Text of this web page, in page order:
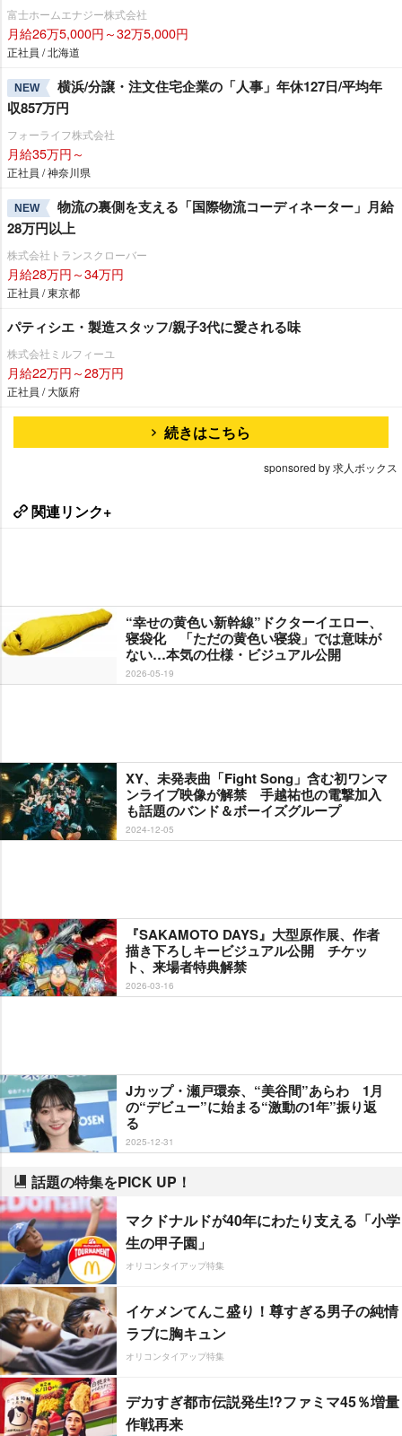
富士ホームエナジー株式会社
月給26万5,000円～32万5,000円
正社員 / 北海道
NEW
横浜/分譲・注文住宅企業の「人事」年休127日/平均年
収857万円
フォーライフ株式会社
月給35万円～
正社員 / 神奈川県
NEW
物流の裏側を支える「国際物流コーディネーター」月給
28万円以上
株式会社トランスクローバー
月給28万円～34万円
正社員 / 東京都
パティシエ・製造スタッフ/親子3代に愛される味
株式会社ミルフィーユ
月給22万円～28万円
正社員 / 大阪府
続きはこちら
sponsored by 求人ボックス
関連リンク+
“幸せの黄色い新幹線”ドクターイエロー、
寝袋化 「ただの黄色い寝袋」では意味が
ない…本気の仕様・ビジュアル公開
2026-05-19
XY、未発表曲「Fight Song」含む初ワンマ
ンライブ映像が解禁 手越祐也の電撃加入
も話題のバンド＆ボーイズグループ
2024-12-05
『SAKAMOTO DAYS』大型原作展、作者
描き下ろしキービジュアル公開 チケッ
ト、来場者特典解禁
2026-03-16
Jカップ・瀬戸環奈、“美谷間”あらわ 1月
の“デビュー”に始まる“激動の1年”振り返
る
2025-12-31
話題の特集をPICK UP！
マクドナルドが40年にわたり支える「小学
生の甲子園」
オリコンタイアップ特集
イケメンてんこ盛り！尊すぎる男子の純情
ラブに胸キュン
オリコンタイアップ特集
デカすぎ都市伝説発生!?ファミマ45％増量
作戦再来